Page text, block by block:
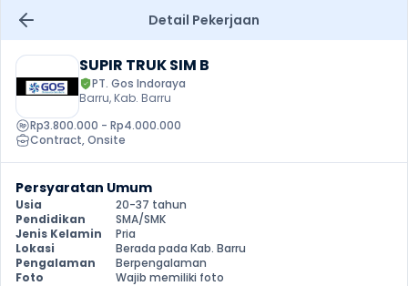
Detail Pekerjaan
SUPIR TRUK SIM B
PT. Gos Indoraya
Barru, Kab. Barru
Rp3.800.000 - Rp4.000.000
Contract, Onsite
Persyaratan Umum
Usia
20-37 tahun
Pendidikan
SMA/SMK
Jenis Kelamin
Pria
Lokasi
Berada pada Kab. Barru
Pengalaman
Berpengalaman
Foto
Wajib memiliki foto